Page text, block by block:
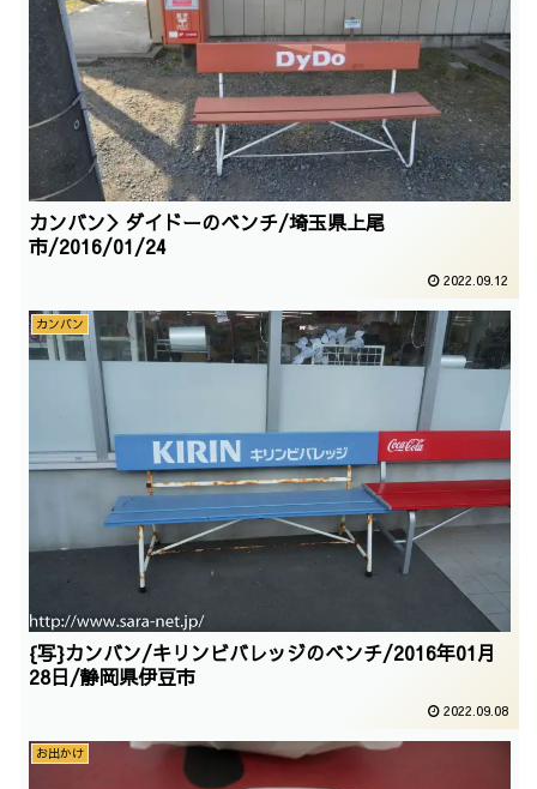
カンバン＞ダイドーのベンチ/埼玉県上尾
市/2016/01/24
2022.09.12
カンバン
{写}カンバン/キリンビバレッジのベンチ/2016年01月
28日/静岡県伊豆市
2022.09.08
お出かけ